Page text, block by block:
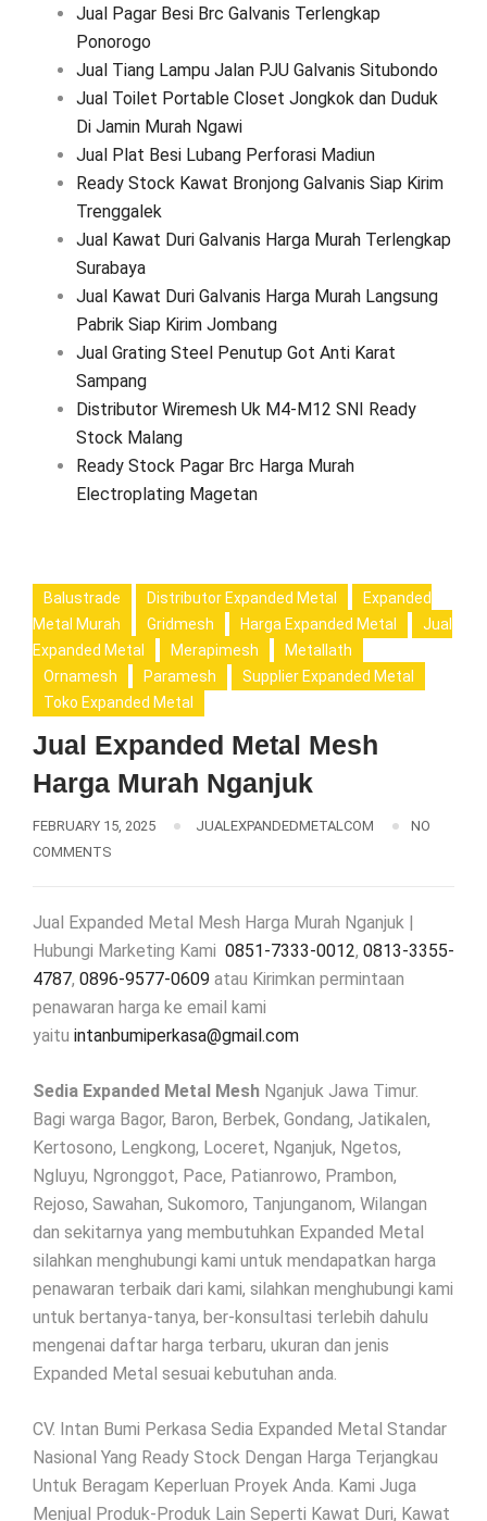
Jual Pagar Besi Brc Galvanis Terlengkap
Ponorogo
Jual Tiang Lampu Jalan PJU Galvanis Situbondo
Jual Toilet Portable Closet Jongkok dan Duduk
Di Jamin Murah Ngawi
Jual Plat Besi Lubang Perforasi Madiun
Ready Stock Kawat Bronjong Galvanis Siap Kirim
Trenggalek
Jual Kawat Duri Galvanis Harga Murah Terlengkap
Surabaya
Jual Kawat Duri Galvanis Harga Murah Langsung
Pabrik Siap Kirim Jombang
Jual Grating Steel Penutup Got Anti Karat
Sampang
Distributor Wiremesh Uk M4-M12 SNI Ready
Stock Malang
Ready Stock Pagar Brc Harga Murah
Electroplating Magetan
Balustrade Distributor Expanded Metal
Expanded
Metal Murah
Gridmesh Harga Expanded Metal
Jual
Expanded Metal
Merapimesh
Metallath
Ornamesh
Paramesh
Supplier Expanded Metal
Toko Expanded Metal
Jual Expanded Metal Mesh
Harga Murah Nganjuk
FEBRUARY 15, 2025 JUALEXPANDEDMETALCOM
NO
COMMENTS
Jual Expanded Metal Mesh Harga Murah Nganjuk |
Hubungi Marketing Kami 0851-7333-0012, 0813-3355-
4787, 0896-9577-0609 atau Kirimkan permintaan
penawaran harga ke email kami
yaitu intanbumiperkasa@gmail.com
Sedia Expanded Metal Mesh Nganjuk Jawa Timur.
Bagi warga Bagor, Baron, Berbek, Gondang, Jatikalen,
Kertosono, Lengkong, Loceret, Nganjuk, Ngetos,
Ngluyu, Ngronggot, Pace, Patianrowo, Prambon,
Rejoso, Sawahan, Sukomoro, Tanjunganom, Wilangan
dan sekitarnya yang membutuhkan Expanded Metal
silahkan menghubungi kami untuk mendapatkan harga
penawaran terbaik dari kami, silahkan menghubungi kami
untuk bertanya-tanya, ber-konsultasi terlebih dahulu
mengenai daftar harga terbaru, ukuran dan jenis
Expanded Metal sesuai kebutuhan anda.
CV. Intan Bumi Perkasa Sedia Expanded Metal Standar
Nasional Yang Ready Stock Dengan Harga Terjangkau
Untuk Beragam Keperluan Proyek Anda. Kami Juga
Menjual Produk-Produk Lain Seperti Kawat Duri, Kawat